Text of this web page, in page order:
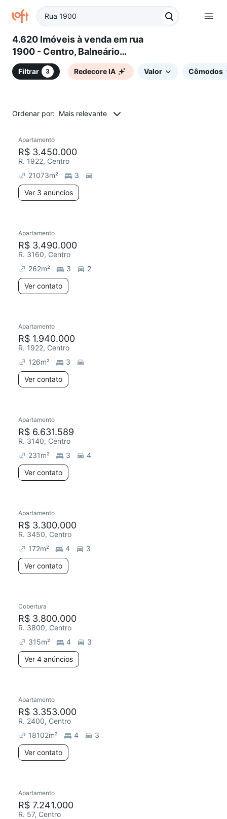
4.620 Imóveis à venda em rua
1900 - Centro, Balneário
Camboriú, SC
Filtrar 3 Redecore IA Valor Cômodos
Ordenar por: Mais relevante
Apartamento
R$ 3.450.000
R. 1922, Centro
21073m²
3
Ver 3 anúncios
Apartamento
R$ 3.490.000
R. 3160, Centro
262m² 3
2
Ver contato
Apartamento
R$ 1.940.000
R. 1922, Centro
126m²
3
Ver contato
Apartamento
R$ 6.631.589
R. 3140, Centro
231m² 3
4
Ver contato
Apartamento
R$ 3.300.000
R. 3450, Centro
172m² 4
3
Ver contato
Redecorar
Cobertura
R$ 3.800.000
R. 3800, Centro
315m² 4
3
Ver 4 anúncios
Apartamento
R$ 3.353.000
R. 2400, Centro
18102m² 4
3
Ver contato
Apartamento
R$ 7.241.000
R. 57, Centro